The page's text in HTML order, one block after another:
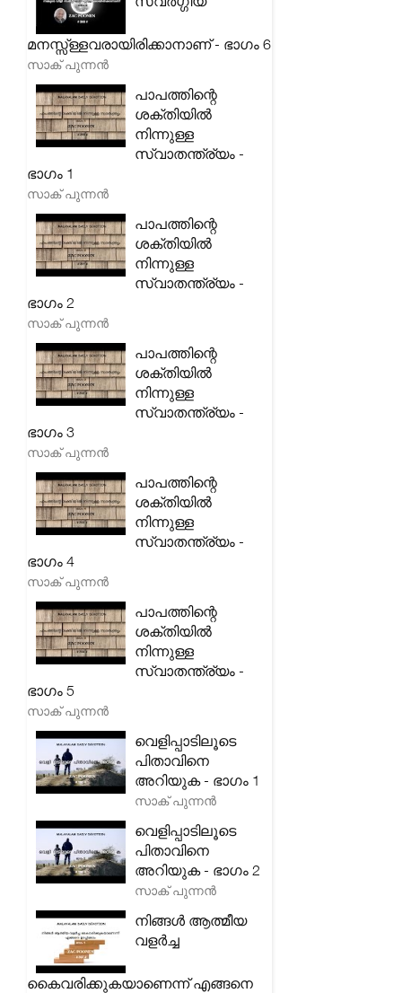
മനസ്സ്ള്ളവരായിരിക്കാനാണ് - ഭാഗം 6
സാക് പുന്നൻ
പാപത്തിന്റെ
ശക്തിയിൽ
നിന്നുള്ള
സ്വാതന്ത്ര്യം -
ഭാഗം 1
സാക് പുന്നൻ
പാപത്തിന്റെ
ശക്തിയിൽ
നിന്നുള്ള
സ്വാതന്ത്ര്യം -
ഭാഗം 2
സാക് പുന്നൻ
പാപത്തിന്റെ
ശക്തിയിൽ
നിന്നുള്ള
സ്വാതന്ത്ര്യം -
ഭാഗം 3
സാക് പുന്നൻ
പാപത്തിന്റെ
ശക്തിയിൽ
നിന്നുള്ള
സ്വാതന്ത്ര്യം -
ഭാഗം 4
സാക് പുന്നൻ
പാപത്തിന്റെ
ശക്തിയിൽ
നിന്നുള്ള
സ്വാതന്ത്ര്യം -
ഭാഗം 5
സാക് പുന്നൻ
വെളിപ്പാടിലൂടെ
പിതാവിനെ
അറിയുക - ഭാഗം 1
സാക് പുന്നൻ
വെളിപ്പാടിലൂടെ
പിതാവിനെ
അറിയുക - ഭാഗം 2
സാക് പുന്നൻ
നിങ്ങൾ ആത്മീയ
വളർച്ച
കൈവരിക്കുകയാണെന്ന് എങ്ങനെ